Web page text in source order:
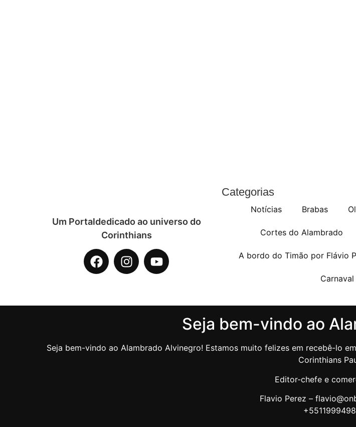
Um Portaldedicado ao universo do
Corinthians
Categorias
Notícias Brabas
Cortes do Alambrado
A bordo do Timão por Flávio
Carnaval
Seja bem-vindo ao
Seja bem-vindo ao Alambrado Alvinegro! Estamos muito felizes em recebê-lo
Corinthians
Editor-chefe e
Flavio Perez –